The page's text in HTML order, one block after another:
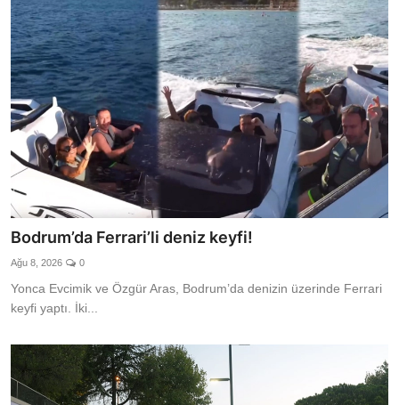
Bodrum’da Ferrari’li deniz keyfi!
Ağu 8, 2026 0
Yonca Evcimik ve Özgür Aras, Bodrum’da denizin üzerinde Ferrari
keyfi yaptı. İki...